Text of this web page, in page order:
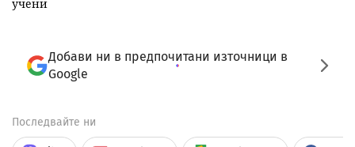
учени
Добави ни в предпочитани източници в
Google
Последвайте ни